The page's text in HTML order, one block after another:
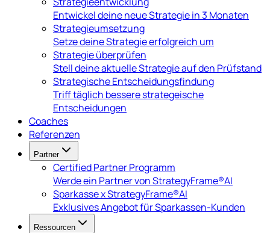
Entwickel deine neue Strategie in 3 Monaten
Strategieumsetzung
Setze deine Strategie erfolgreich um
Strategie überprüfen
Stell deine aktuelle Strategie auf den Prüfstand
Strategische Entscheidungsfindung
Triff täglich bessere strategeische
Entscheidungen
Coaches
Referenzen
Partner
Certified Partner Programm
Werde ein Partner von StrategyFrame®AI
Sparkasse x StrategyFrame®AI
Exklusives Angebot für Sparkassen-Kunden
Ressourcen